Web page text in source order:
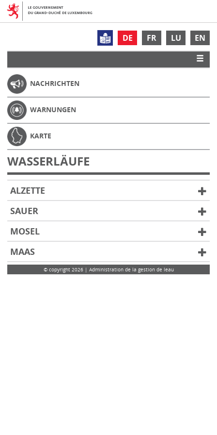
DE FR LU EN
NACHRICHTEN
WARNUNGEN
KARTE
WASSERLÄUFE
ALZETTE
SAUER
MOSEL
MAAS
© copyright 2026 | Administration de la gestion de leau